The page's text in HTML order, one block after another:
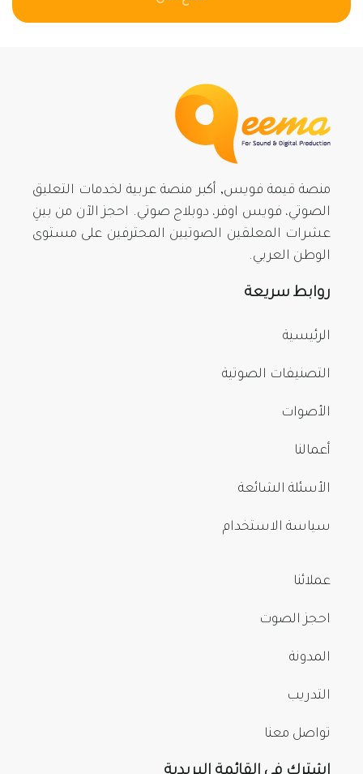
منصة قيمة فويس, أكبر منصة عربية لخدمات التعليق
الصوتي، فويس اوفر، دوبلاج صوتي. احجز الآن من بينِ
عشرات المعلقين الصوتيين المحترفين على مستوى
الوطن العربي.
روابط سريعة
الرئيسية
التصنيفات الصوتية
الأصوات
أعمالنا
الأسئلة الشائعة
سياسة الاستخدام
عملائنا
احجز الصوت
المدونة
التدريب
تواصل معنا